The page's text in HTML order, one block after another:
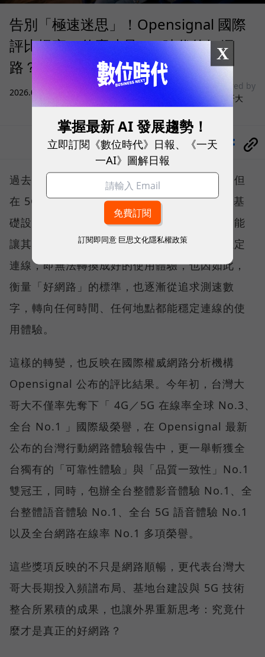
告別「極速迷思」！Opensignal 國際
評比揭密：什麼才是 5G 時代的好網
路？
2026.08.03 |
sponsored by
台灣大哥大
分享
過去，下載速度是評價電信服務的重要指標，但
在 5G 成為工作、娛樂、生活不可或缺的數位基
礎設施後，消費者發現，再快的網速，如果不能
讓其在人潮聚集、高速移動或室內空間維持穩定
連線，即無法轉換成好的使用體驗，也因如此，
衡量「好網路」的標準，也逐漸從追求測速數
字，轉向任何時間、任何地點都能穩定連線的使
用體驗。
這樣的轉變，也反映在國際權威網路分析機構
Opensignal 公布的評比結果。今年初，台灣大
哥大不僅率先奪下「 4G／5G 在線率全球 No.3、
全台 No.1 」國際級榮譽，在 Opensignal 最新
公布的台灣行動網路體驗報告中，更一舉斬獲全
台獨有的「可靠性體驗」與「品質一致性」No.1
雙冠王，同時，包辦全台整體影音體驗 No.1、全
台整體語音體驗 No.1、全台 5G 語音體驗 No.1
以及全台網路在線率 No.1 多項榮譽。
這些獎項反映的不只是網路順暢，更代表台灣大
哥大長期投入頻譜布局、基地台建設與 5G 技術
整合所累積的成果，也讓外界重新思考：究竟什
麼才是真正的好網路？
X
掌握最新 AI 發展趨勢！
立即訂閱《數位時代》日報、《一天
一AI》圖解日報
訂閱即同意 巨思文化隱私權政策